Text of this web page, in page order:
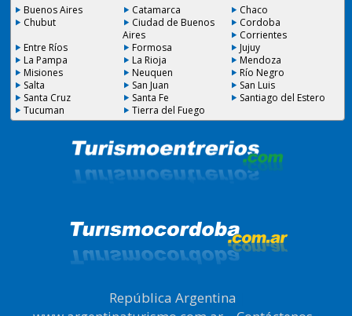
Buenos Aires Catamarca
Chaco
Chubut
Ciudad de Buenos
Aires
Cordoba
Corrientes
Entre Ríos
Formosa
Jujuy
La Pampa
La Rioja
Mendoza
Misiones
Neuquen
Río Negro
Salta
San Juan
San Luis
Santa Cruz
Santa Fe
Santiago del Estero
Tucuman
Tierra del Fuego
República Argentina